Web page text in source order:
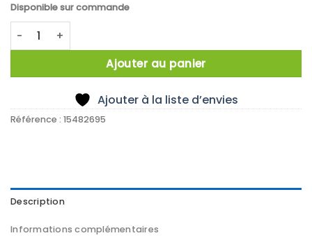
Disponible sur commande
quantité de X10 Thermometer, -10/360°C x2.0 division,
Ajouter au panier
Ajouter à la liste d’envies
Référence : 15482695
Description
Informations complémentaires